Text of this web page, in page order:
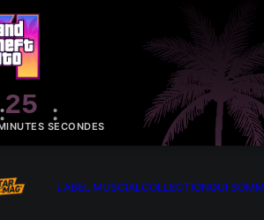
25
SECONDES
LABEL MUSCIALCOLLECTIONQUI